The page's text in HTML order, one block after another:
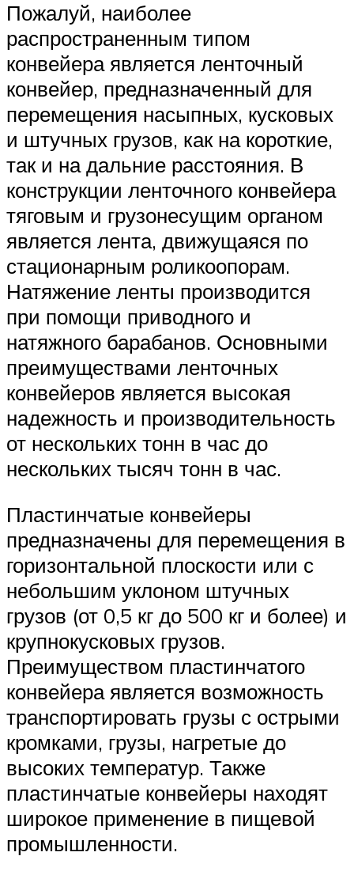
Пожалуй, наиболее
распространенным типом
конвейера является ленточный
конвейер, предназначенный для
перемещения насыпных, кусковых
и штучных грузов, как на короткие,
так и на дальние расстояния. В
конструкции ленточного конвейера
тяговым и грузонесущим органом
является лента, движущаяся по
стационарным роликоопорам.
Натяжение ленты производится
при помощи приводного и
натяжного барабанов. Основными
преимуществами ленточных
конвейеров является высокая
надежность и производительность
от нескольких тонн в час до
нескольких тысяч тонн в час.
Пластинчатые конвейеры
предназначены для перемещения в
горизонтальной плоскости или с
небольшим уклоном штучных
грузов (от 0,5 кг до 500 кг и более) и
крупнокусковых грузов.
Преимуществом пластинчатого
конвейера является возможность
транспортировать грузы с острыми
кромками, грузы, нагретые до
высоких температур. Также
пластинчатые конвейеры находят
широкое применение в пищевой
промышленности.